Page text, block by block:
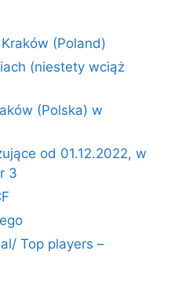
(Poland)
(niestety wciąż
(Polska) w
od 01.12.2022, w
3
Top players –